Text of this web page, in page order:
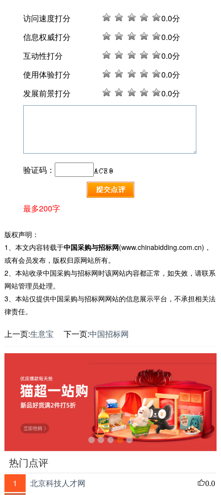
访问速度打分 0.0分
信息权威打分
0.0分
互动性打分
0.0分
使用体验打分
0.0分
发展前景打分
0.0分
验证码：
最多200字
版权声明：
1、本文内容转载于中国采购与招标网(www.chinabidding.com.cn)，
或有会员发布，版权归原网站所有。
2、本站收录中国采购与招标网时该网站内容都正常，如失效，请联系
网站管理员处理。
3、本站仅提供中国采购与招标网网站的信息展示平台，不承担相关法
律责任。
上一页:生意宝 下一页:中国招标网
热门点评
1 北京科技人才网 0.0